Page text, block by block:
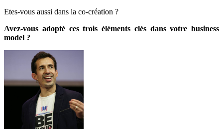
Etes-vous aussi dans la co-création ?
Avez-vous adopté ces trois éléments clés dans votre business
model ?